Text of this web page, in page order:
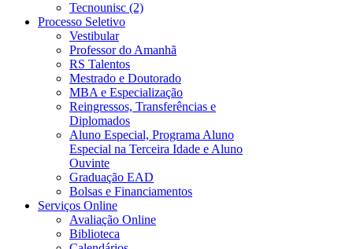
Tecnounisc (2)
Processo Seletivo
Vestibular
Professor do Amanhã
RS Talentos
Mestrado e Doutorado
MBA e Especialização
Reingressos, Transferências e
Diplomados
Aluno Especial, Programa Aluno
Especial na Terceira Idade e Aluno
Ouvinte
Graduação EAD
Bolsas e Financiamentos
Serviços Online
Avaliação Online
Biblioteca